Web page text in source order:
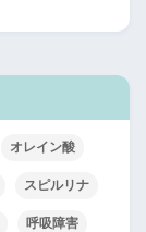
オレイン酸
スピルリナ
呼吸障害